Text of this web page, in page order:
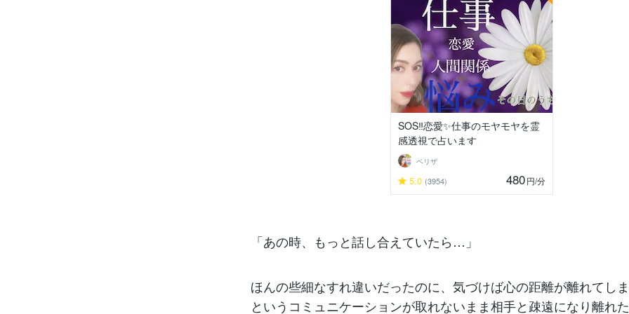
SOS‼️恋愛✨仕事のモヤモヤを霊
感透視で占います
ベリザ
5.0 (3954) 480円/分
「あの時、もっと話し合えていたら…」
ほんの些細なすれ違いだったのに、気づけば心の距離が離れてし
というコミュニケーションが取れないまま相手と疎遠になり離れ